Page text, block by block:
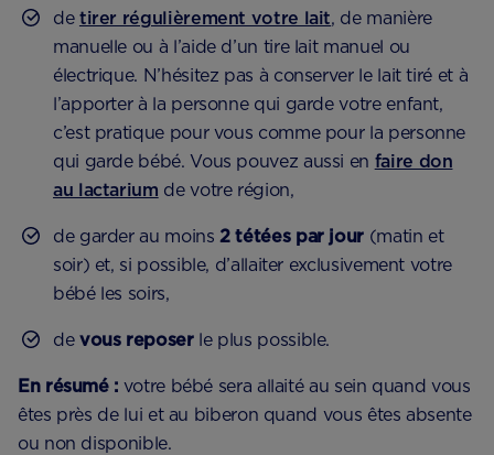
de tirer régulièrement votre lait, de manière
manuelle ou à l’aide d’un tire lait manuel ou
électrique. N’hésitez pas à conserver le lait tiré et à
l’apporter à la personne qui garde votre enfant,
c’est pratique pour vous comme pour la personne
qui garde bébé. Vous pouvez aussi en faire don
au lactarium de votre région,
de garder au moins2 tétées par jour (matin et
soir) et, si possible, d’allaiter exclusivement votre
bébé les soirs,
de vous reposerle plus possible.
En résumé : votre bébé sera allaité au sein quand vous
êtes près de lui et au biberon quand vous êtes absente
ou non disponible.